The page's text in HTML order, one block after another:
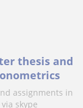
thesis and
assignments in
skype